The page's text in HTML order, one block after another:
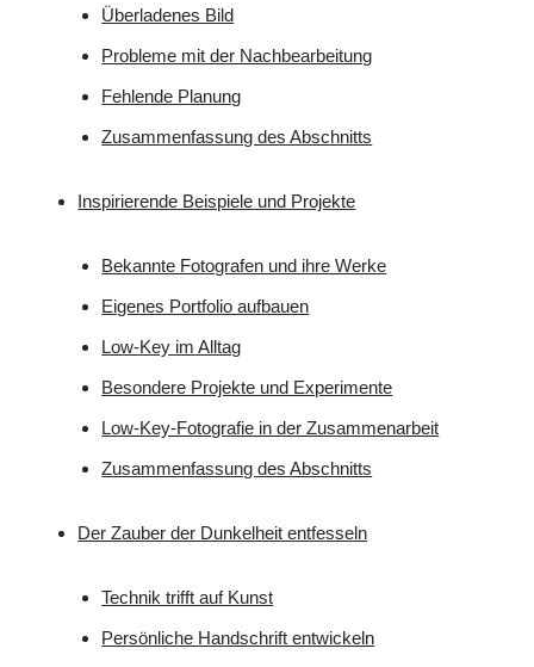
Überladenes Bild
Probleme mit der Nachbearbeitung
Fehlende Planung
Zusammenfassung des Abschnitts
Inspirierende Beispiele und Projekte
Bekannte Fotografen und ihre Werke
Eigenes Portfolio aufbauen
Low-Key im Alltag
Besondere Projekte und Experimente
Low-Key-Fotografie in der Zusammenarbeit
Zusammenfassung des Abschnitts
Der Zauber der Dunkelheit entfesseln
Technik trifft auf Kunst
Persönliche Handschrift entwickeln